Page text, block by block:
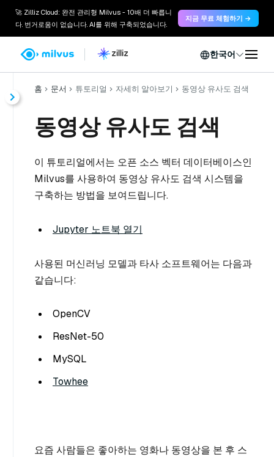
🚀 Zilliz Cloud: 완전 관리형 Milvus - 10배 더 빠릅니
다. 번거로움이 없습니다. AI를 위해 구축되었습니다.
지금 무료 체험하기 →
한국어
홈 문서 튜토리얼 자세히 알아보기 동영상 유사도 검색
동영상 유사도 검색
이 튜토리얼에서는 오픈 소스 벡터 데이터베이스인
Milvus를 사용하여 동영상 유사도 검색 시스템을
구축하는 방법을 보여드립니다.
Jupyter 노트북 열기
사용된 머신러닝 모델과 타사 소프트웨어는 다음과
같습니다:
OpenCV
ResNet-50
MySQL
Towhee
요즘 사람들은 좋아하는 영화나 동영상을 본 후 스